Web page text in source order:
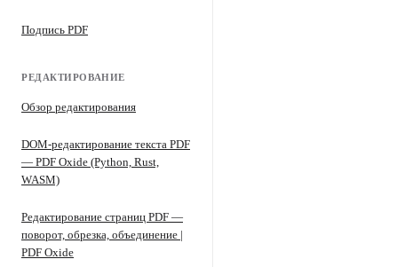
Подпись PDF
РЕДАКТИРОВАНИЕ
Обзор редактирования
DOM-редактирование текста PDF
— PDF Oxide (Python, Rust,
WASM)
Редактирование страниц PDF —
поворот, обрезка, объединение |
PDF Oxide